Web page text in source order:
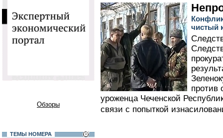
Обзоры
ТЕМЫ НОМЕРА
чистый
против
уроженца Чеченской
связи с попыткой